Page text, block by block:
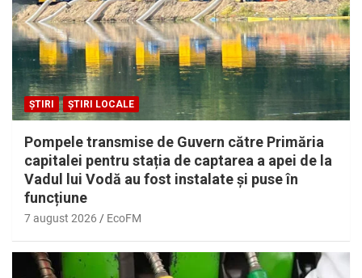
ȘTIRI ȘTIRI LOCALE
Pompele transmise de Guvern către Primăria
capitalei pentru stația de captarea a apei de la
Vadul lui Vodă au fost instalate și puse în
funcțiune
7 august 2026 EcoFM